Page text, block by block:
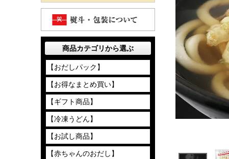
商品カテゴリから選ぶ
【おだしパック】
【お得なまとめ買い】
【ギフト商品】
【冷凍うどん】
【お試し商品】
【赤ちゃんのおだし】